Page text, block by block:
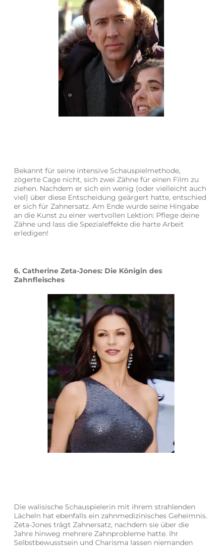
Bekannt für seine intensive Schauspielmethode,
zögerte Cage nicht, sich zwei Zähne für einen Film zu
ziehen. Nachdem er sich ein wenig (oder vielleicht auch
viel) über diese Entscheidung geärgert hatte, entschied
er sich für Zahnersatz. Am Ende wurde seine Hingabe
an die Kunst zu einer wertvollen Lektion: Pflege deine
Zähne und lass die Spezialeffekte die harte Arbeit
erledigen!
6. Catherine Zeta-Jones: Die Königin des
Zahnfleisches
Die walisische Schauspielerin mit ihrem strahlenden
Lächeln hat ebenfalls ein zahnmedizinisches Geheimnis.
Zeta-Jones trägt Zahnersatz, nachdem sie über die
Jahre hinweg mehrere Zahnprobleme hatte. Ihr
Selbstbewusstsein und Charisma lassen niemanden